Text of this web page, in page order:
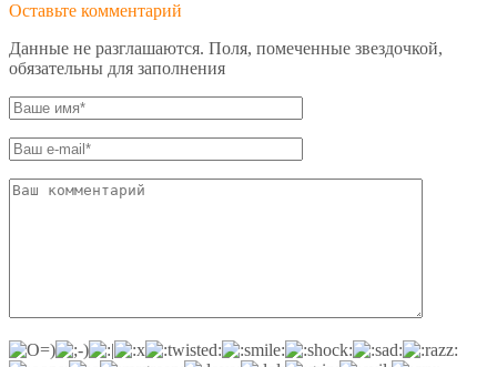
Оставьте комментарий
Данные не разглашаются. Поля, помеченные звездочкой,
обязательны для заполнения